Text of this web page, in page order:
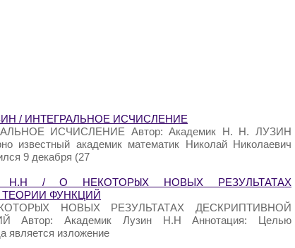
/ ИНТЕГРАЛЬНОЕ ИСЧИСЛЕНИЕ
ИСЧИСЛЕНИЕ Автор: Академик Н. Н. ЛУЗИН
известный академик математик Николай Николаевич
9 декабря (27
Н.Н / О HEКOTOPblX НОВЫХ РЕЗУЛЬТАТАХ
ФУНКЦИЙ
НОВЫХ РЕЗУЛЬТАТАХ ДЕСКРИПТИВНОЙ
Автор: Академик Лузин Н.Н Аннотация: Целью
является изложение